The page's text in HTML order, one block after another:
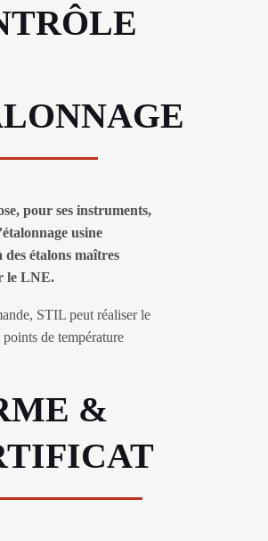
pour ses instruments,
usine
des étalons maîtres
le LNE.
STIL peut réaliser le
de température
&